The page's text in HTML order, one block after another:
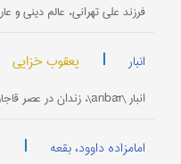
فرزند علی تهرانی، عالم دینی و
انبار | یعقوب خزایی
انبار \anbār\، زندان در عصر قاجار.
امامزاده داوود، بقعه |